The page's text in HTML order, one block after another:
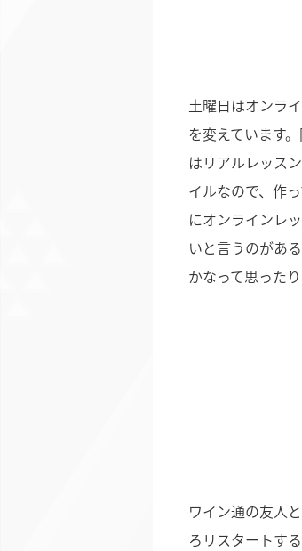
土曜日はオンラ
を変えています
はリアルレッス
イルなので、作
にオンラインレ
いと言うのがあ
かなって思ったり
ワイン通の友人
ろリスタートす